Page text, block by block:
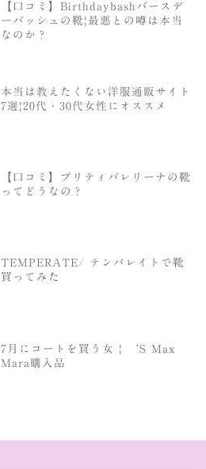
【口コミ】Birthdaybashバースデ
ーバッシュの靴|最悪との噂は本当
なのか？
本当は教えたくない洋服通販サイト
7選|20代・30代女性にオススメ
【口コミ】プリティバレリーナの靴
ってどうなの？
TEMPERATE/ テンパレイトで靴
買ってみた
7月にコートを買う女 | ‘S Max
Mara購入品